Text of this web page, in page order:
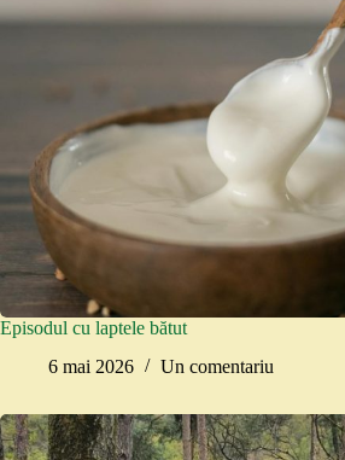
Episodul cu laptele bătut
6 mai 2026
Un comentariu